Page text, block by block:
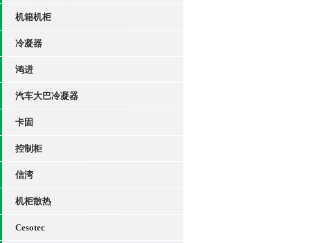
机箱机柜
冷凝器
鸿进
汽车大巴冷凝器
卡固
控制柜
信湾
机柜散热
Cesotec